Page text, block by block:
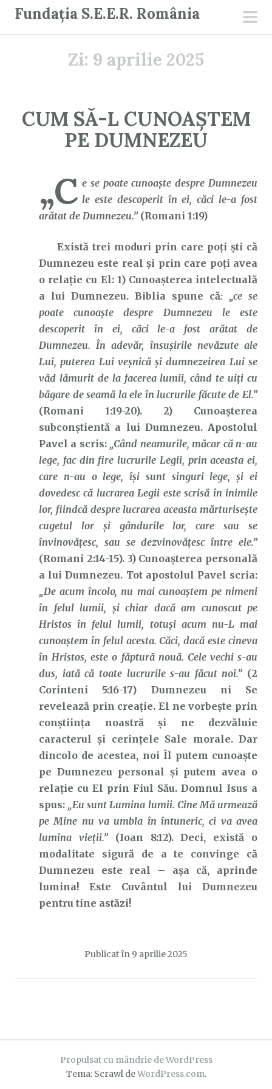
Fundația S.E.E.R. România
Zi: 9 aprilie 2025
CUM SĂ-L CUNOAȘTEM
PE DUMNEZEU
„C e se poate cunoaşte despre Dumnezeu
le este descoperit în ei, căci le-a fost
arătat de Dumnezeu.” (Romani 1:19)
Există trei moduri prin care poți ști că
Dumnezeu este real și prin care poți avea
o relație cu El: 1) Cunoașterea intelectuală
a lui Dumnezeu. Biblia spune că: „ce se
poate cunoaşte despre Dumnezeu le este
descoperit în ei, căci le-a fost arătat de
Dumnezeu. În adevăr, însuşirile nevăzute ale
Lui, puterea Lui veşnică şi dumnezeirea Lui se
văd lămurit de la facerea lumii, când te uiţi cu
băgare de seamă la ele în lucrurile făcute de El.”
(Romani 1:19-20). 2) Cunoașterea
subconștientă a lui Dumnezeu. Apostolul
Pavel a scris: „Când neamurile, măcar că n-au
lege, fac din fire lucrurile Legii, prin aceasta ei,
care n-au o lege, îşi sunt singuri lege, şi ei
dovedesc că lucrarea Legii este scrisă în inimile
lor, fiindcă despre lucrarea aceasta mărturiseşte
cugetul lor şi gândurile lor, care sau se
învinovăţesc, sau se dezvinovăţesc între ele.”
(Romani 2:14-15). 3) Cunoașterea personală
a lui Dumnezeu. Tot apostolul Pavel scria:
„De acum încolo, nu mai cunoaştem pe nimeni
în felul lumii, şi chiar dacă am cunoscut pe
Hristos în felul lumii, totuşi acum nu-L mai
cunoaştem în felul acesta. Căci, dacă este cineva
în Hristos, este o făptură nouă. Cele vechi s-au
dus, iată că toate lucrurile s-au făcut noi.” (2
Corinteni 5:16-17) Dumnezeu ni Se
revelează prin creație. El ne vorbește prin
conștiința noastră și ne dezvăluie
caracterul și cerințele Sale morale. Dar
dincolo de acestea, noi Îl putem cunoaște
pe Dumnezeu personal și putem avea o
relație cu El prin Fiul Său. Domnul Isus a
spus: „Eu sunt Lumina lumii. Cine Mă urmează
pe Mine nu va umbla în întuneric, ci va avea
lumina vieții.”(Ioan 8:12). Deci, există o
modalitate sigură de a te convinge că
Dumnezeu este real – așa că, aprinde
lumina! Este Cuvântul lui Dumnezeu
pentru tine astăzi!
Publicat în 9 aprilie 2025
Propulsat cu mândrie de WordPress
Tema: Scrawl deWordPress.com.